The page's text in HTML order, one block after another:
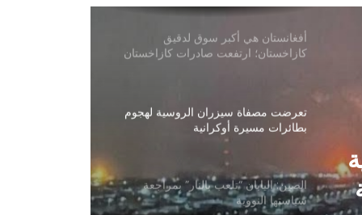
أفغانستان هي أكبر سوق لدقيق
كازاخستان؛ ارتفعت صادرات كازاخستان
تعرضت مصفاة سيزران الروسية لهجوم
بطائرات مسيرة أوكرانية
الصين: اليابان “تلعب بالنار” بمراجعة
سياستها النووية